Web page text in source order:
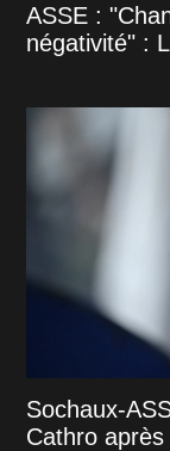
ASSE :
négativité" :
Sochaux-
Cathro